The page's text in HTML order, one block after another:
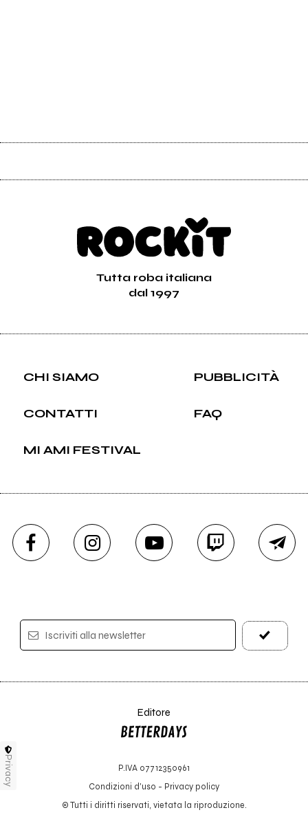
Tutta roba italiana
dal 1997
CHI SIAMO PUBBLICITÀ
CONTATTI FAQ
MI AMI FESTIVAL
Iscriviti alla newsletter
Editore
P.IVA 07712350961
Condizioni d'uso - Privacy policy
© Tutti i diritti riservati, vietata la riproduzione.
Privacy